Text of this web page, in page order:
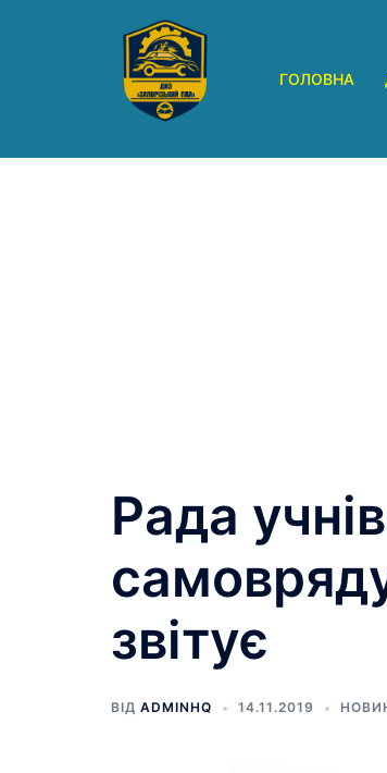
ГОЛОВНА
Рада
звітує
ВІД ADMINHQ 14.11.2019